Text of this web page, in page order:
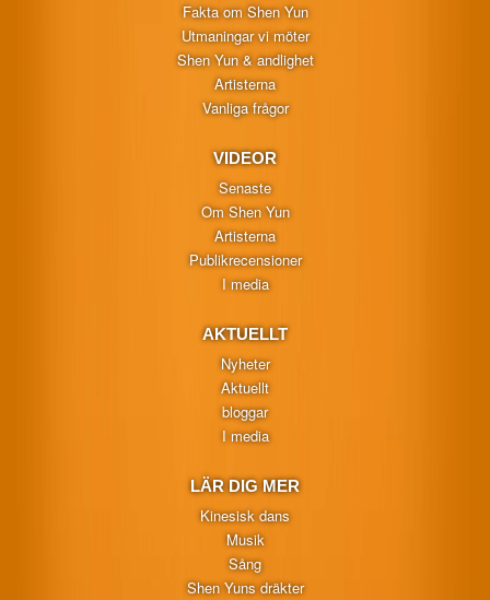
Fakta om Shen Yun
Utmaningar vi möter
Shen Yun & andlighet
Artisterna
Vanliga frågor
VIDEOR
Senaste
Om Shen Yun
Artisterna
Publikrecensioner
I media
AKTUELLT
Nyheter
Aktuellt
bloggar
I media
LÄR DIG MER
Kinesisk dans
Musik
Sång
Shen Yuns dräkter